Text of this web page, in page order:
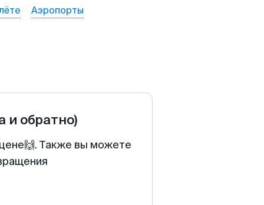
Аэропорты
и обратно)
Также вы можете